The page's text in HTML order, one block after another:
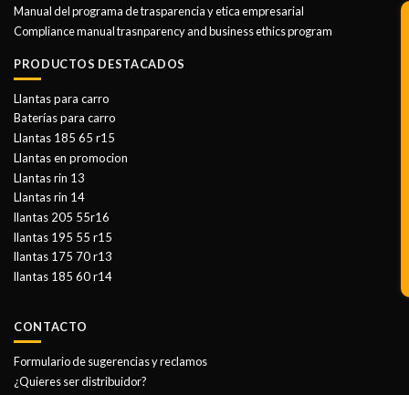
Manual del programa de trasparencia y etica empresarial
Compliance manual trasnparency and business ethics program
PRODUCTOS DESTACADOS
Llantas para carro
Baterías para carro
Llantas 185 65 r15
Llantas en promocion
Llantas rin 13
Llantas rin 14
llantas 205 55r16
llantas 195 55 r15
llantas 175 70 r13
llantas 185 60 r14
CONTACTO
Formulario de sugerencias y reclamos
¿Quieres ser distribuidor?